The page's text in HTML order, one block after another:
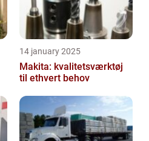
14 january 2025
Makita: kvalitetsværktøj
til ethvert behov